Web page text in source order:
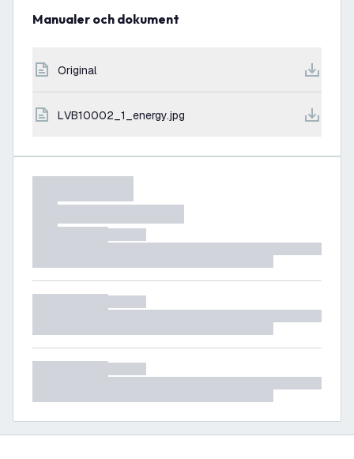
Manualer och dokument
original
LVB10002_1_energy.jpg